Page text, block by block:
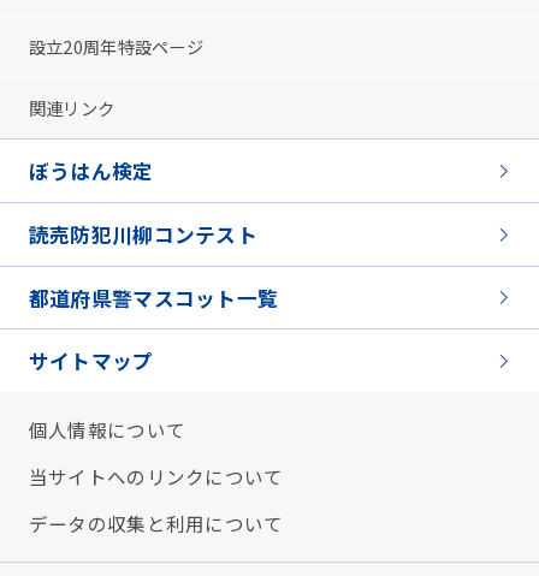
設立20周年特設ページ
関連リンク
ぼうはん検定
読売防犯川柳コンテスト
都道府県警マスコット一覧
サイトマップ
個人情報について
当サイトへのリンクについて
データの収集と利用について